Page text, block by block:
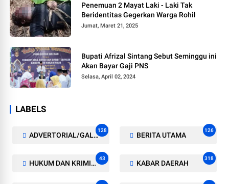
Penemuan 2 Mayat Laki - Laki Tak
Beridentitas Gegerkan Warga Rohil
Jumat, Maret 21, 2025
Bupati Afrizal Sintang Sebut Seminggu ini
Akan Bayar Gaji PNS
Selasa, April 02, 2024
LABELS
ADVERTORIAL/GALERI
128
BERITA UTAMA
126
HUKUM DAN KRIMINAL
43
KABAR DAERAH
318